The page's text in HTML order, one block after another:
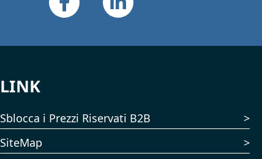
LINK
Sblocca i Prezzi Riservati B2B
SiteMap